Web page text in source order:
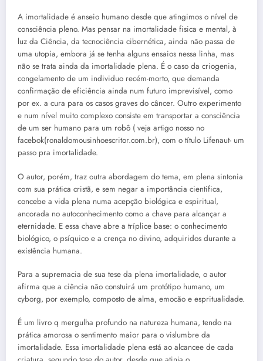
A imortalidade é anseio humano desde que atingimos o nível de
consciência pleno. Mas pensar na imortalidade fisica e mental, à
luz da Ciência, da tecnociência cibernética, ainda não passa de
uma utopia, embora já se tenha alguns ensaios nessa linha, mas
não se trata ainda da imortalidade plena. É o caso da criogenia,
congelamento de um individuo recém-morto, que demanda
confirmação de eficiência ainda num futuro imprevisível, como
por ex. a cura para os casos graves do câncer. Outro experimento
e num nível muito complexo consiste em transportar a consciência
de um ser humano para um robô ( veja artigo nosso no
facebok(ronaldomousinhoescritor.com.br), com o título Lifenaut- um
passo pra imortalidade.
O autor, porém, traz outra abordagem do tema, em plena sintonia
com sua prática cristã, e sem negar a importância cientifica,
concebe a vida plena numa acepção biológica e espiritual,
ancorada no autoconhecimento como a chave para alcançar a
eternidade. E essa chave abre a tríplice base: o conhecimento
biológico, o psíquico e a crença no divino, adquiridos durante a
existência humana.
Para a supremacia de sua tese da plena imortalidade, o autor
afirma que a ciência não constuirá um protótipo humano, um
cyborg, por exemplo, composto de alma, emocão e espritualidade.
É um livro q mergulha profundo na natureza humana, tendo na
prática amorosa o sentimento maior para o vislumbre da
imortalidade. Essa imortalidade plena está ao alcancee de cada